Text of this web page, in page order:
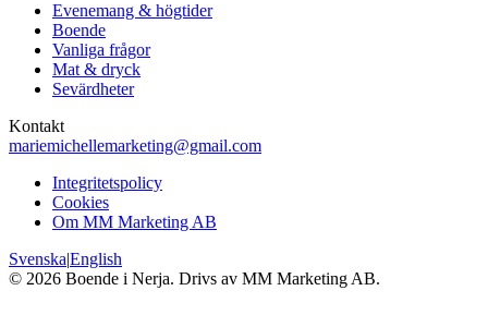
Evenemang & högtider
Boende
Vanliga frågor
Mat & dryck
Sevärdheter
Kontakt
mariemichellemarketing@gmail.com
Integritetspolicy
Cookies
Om MM Marketing AB
Svenska|English
© 2026 Boende i Nerja. Drivs av MM Marketing AB.